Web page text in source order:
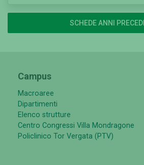
SCHEDE ANNI
Campus
Macroaree
Dipartimenti
Elenco strutture
Centro Congressi Villa Mondragone
Policlinico Tor Vergata (PTV)